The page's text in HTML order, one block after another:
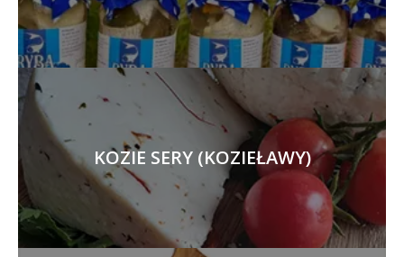
KOZIE SERY (KOZIEŁAWY)